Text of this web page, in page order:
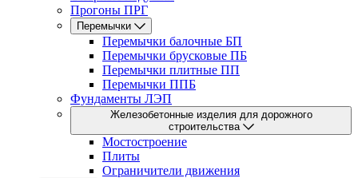
Прогоны ПРГ
Перемычки
Перемычки балочные БП
Перемычки брусковые ПБ
Перемычки плитные ПП
Перемычки ППБ
Фундаменты ЛЭП
Железобетонные изделия для дорожного
строительства
Мостостроение
Плиты
Ограничители движения